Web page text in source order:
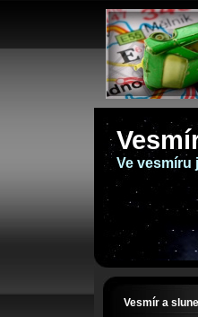
Ve vesmíru
Vesmír a